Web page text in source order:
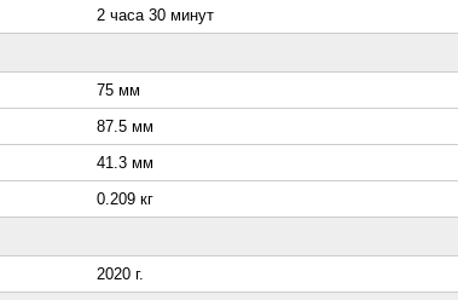
2 часа 30 минут
75 мм
87.5 мм
41.3 мм
0.209 кг
2020 г.